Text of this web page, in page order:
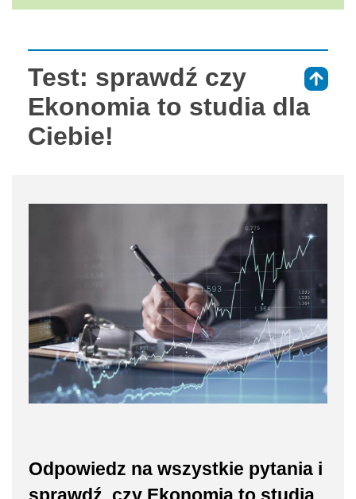
Test: sprawdź czy
Ekonomia to studia dla
Ciebie!
Odpowiedz na wszystkie pytania i